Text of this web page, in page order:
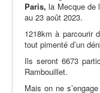
Paris, la Mecque de
au 23 août 2023.
1218km à parcourir
tout pimenté d’un
Ils seront 6673
Rambouillet.
Mais on ne